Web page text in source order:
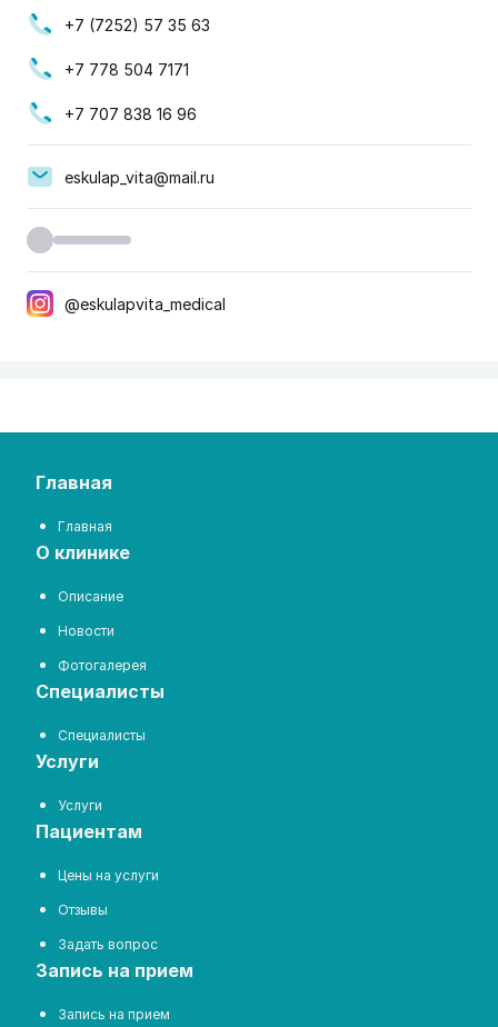
+7 (7252) 57 35 63
+7 778 504 7171
+7 707 838 16 96
eskulap_vita@mail.ru
@eskulapvita_medical
главная
Главная
о клинике
Описание
Новости
Фотогалерея
специалисты
Специалисты
услуги
Услуги
пациентам
Цены на услуги
Отзывы
Задать вопрос
запись на прием
Запись на прием